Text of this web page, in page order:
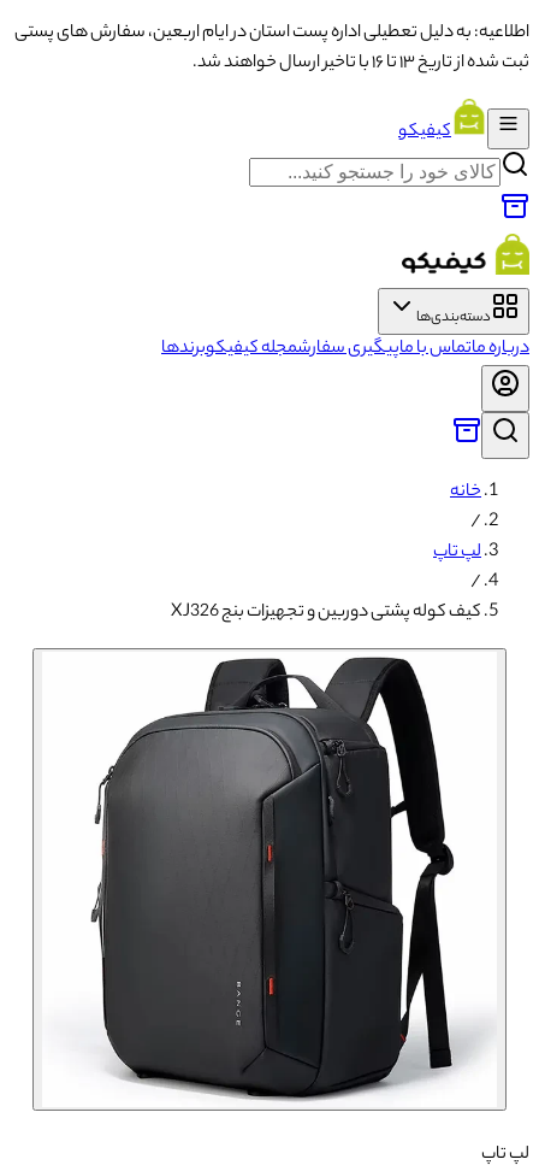
اطلاعیه: به دلیل تعطیلی اداره پست استان در ایام اربعین، سفارش های پستی
ثبت شده از تاریخ ۱۳ تا ۱۶ با تاخیر ارسال خواهند شد.
کیفیکو
دسته‌بندی‌ها
درباره ماتماس با ماپیگیری سفارشمجله کیفیکوبرندها
خانه
/
لپ تاپ
/
کیف کوله پشتی دوربین و تجهیزات بنج XJ326
لپ تاپ